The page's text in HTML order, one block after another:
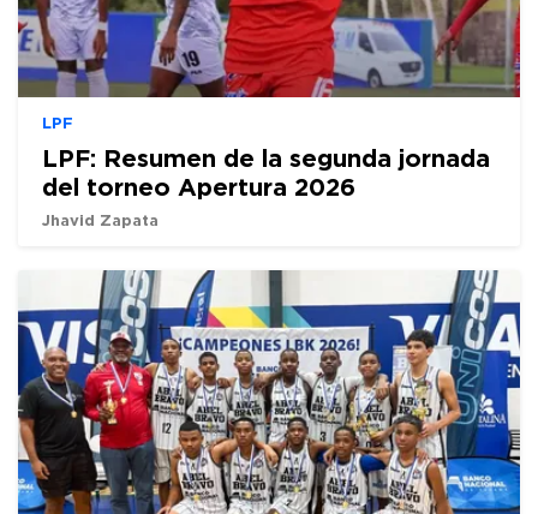
LPF
LPF: Resumen de la segunda jornada
del torneo Apertura 2026
Jhavid Zapata